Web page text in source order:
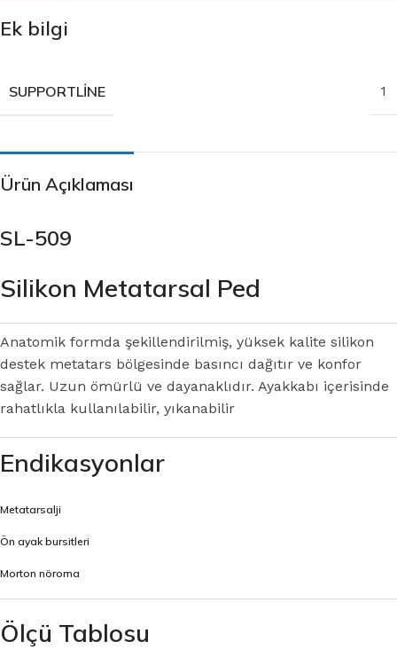
Ek bilgi
SUPPORTLINE 1
Ürün Açıklaması
SL-509
Silikon Metatarsal Ped
Anatomik formda şekillendirilmiş, yüksek kalite silikon
destek metatars bölgesinde basıncı dağıtır ve konfor
sağlar. Uzun ömürlü ve dayanaklıdır. Ayakkabı içerisinde
rahatlıkla kullanılabilir, yıkanabilir
Endikasyonlar
Metatarsalji
Ön ayak bursitleri
Morton nöroma
Ölçü Tablosu